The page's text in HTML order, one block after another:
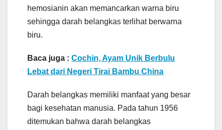
hemosianin akan memancarkan warna biru
sehingga darah belangkas terlihat berwarna
biru.
Baca juga : Cochin, Ayam Unik Berbulu
Lebat dari Negeri Tirai Bambu China
Darah belangkas memiliki manfaat yang besar
bagi kesehatan manusia. Pada tahun 1956
ditemukan bahwa darah belangkas